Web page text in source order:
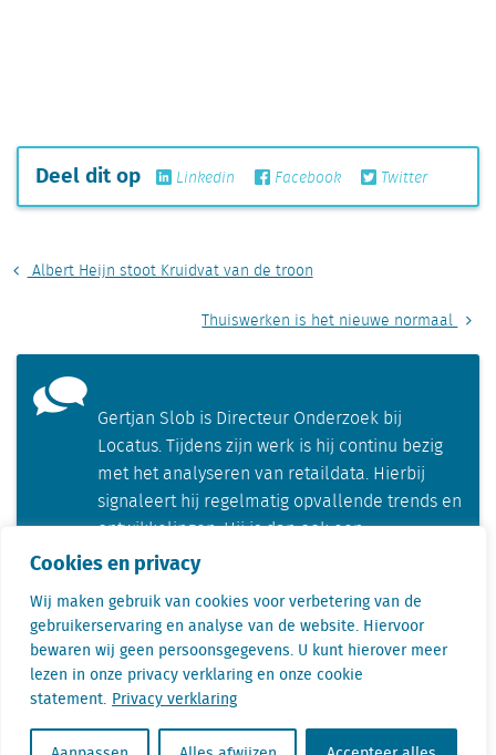
Cookies en privacy
Wij maken gebruik van cookies voor verbetering van de
gebruikerservaring en analyse van de website. Hiervoor
bewaren wij geen persoonsgegevens. U kunt hierover meer
lezen in onze privacy verklaring en onze cookie
statement. Privacy verklaring
Deel dit op Linkedin Facebook Twitter
Albert Heijn stoot Kruidvat van de troon
Thuiswerken is het nieuwe normaal
Gertjan Slob is Directeur Onderzoek bij
Locatus. Tijdens zijn werk is hij continu bezig
met het analyseren van retaildata. Hierbij
signaleert hij regelmatig opvallende trends en
ontwikkelingen. Hij is dan ook een
veelgevraagd spreker.